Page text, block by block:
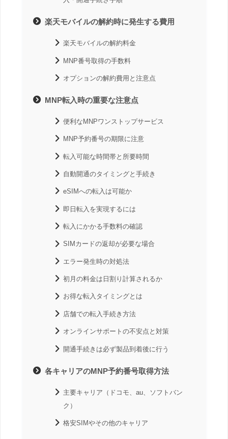
楽天モバイルの解約時に発生する費用
楽天モバイルの解約料金
MNP番号取得の手数料
オプションの解約費用と注意点
MNP転入時の重要な注意点
便利なMNPワンストップサービス
MNP予約番号の期限に注意
転入可能な時間帯と所要時間
自動開通のタイミングと手続き
eSIMへの転入は可能か
即日転入を実現するには
転入にかかる手数料の確認
SIMカードの返却が必要な場合
エラー発生時の対処法
初月の料金は日割り計算されるか
お得な転入タイミングとは
店舗での転入手続き方法
オンラインサポートの不安点と対策
開通手続きは必ず製品到着後に行う
各キャリアのMNP予約番号取得方法
主要キャリア（ドコモ、au、ソフトバン
ク）
格安SIMやその他のキャリア